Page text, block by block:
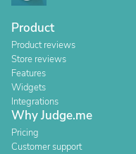
Product
Product reviews
Store reviews
Features
Widgets
Integrations
Why Judge.me
Pricing
Customer support